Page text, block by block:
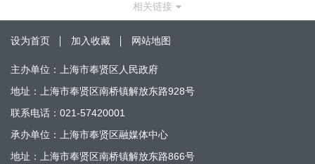
相关链接
设为首页 加入收藏 网站地图
主办单位：上海市奉贤区人民政府
地址：上海市奉贤区南桥镇解放东路928号
联系电话：021-57420001
承办单位：上海市奉贤区融媒体中心
地址：上海市奉贤区南桥镇解放东路866号